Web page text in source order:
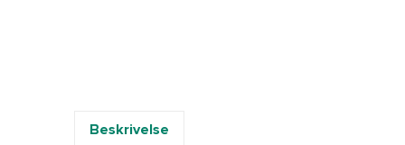
Beskrivelse